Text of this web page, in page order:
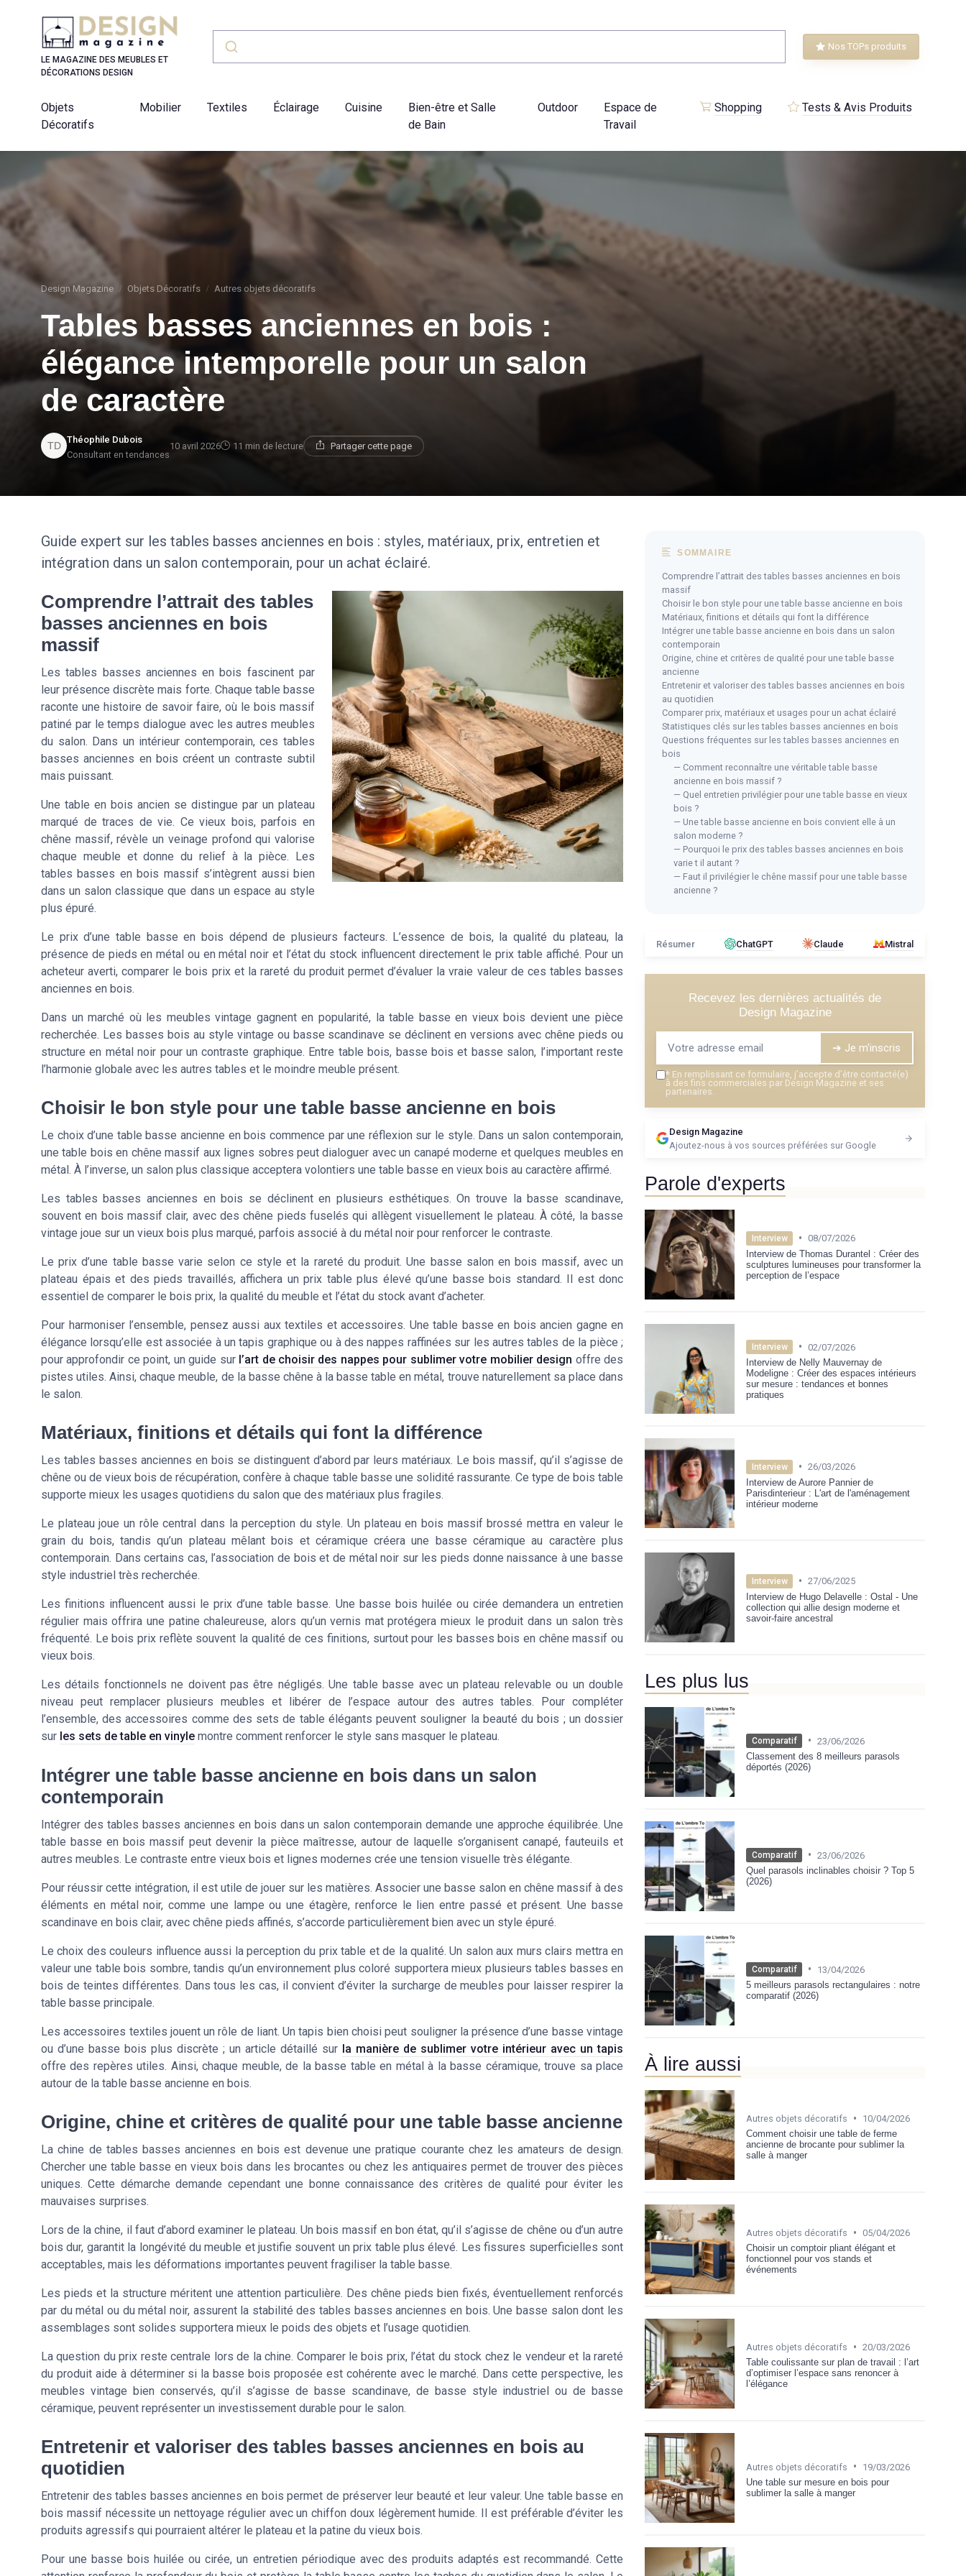
LE MAGAZINE DES MEUBLES ET
DÉCORATIONS DESIGN
Nos TOPs produits
Objets
Décoratifs
Mobilier Textiles Éclairage Cuisine
Bien-être et Salle
de Bain
Outdoor
Espace de
Travail
Shopping Tests & Avis Produits
Design Magazine Objets Décoratifs Autres objets décoratifs
Tables basses anciennes en bois :
élégance intemporelle pour un salon
de caractère
Théophile Dubois
Consultant en tendances
10 avril 2026 11 min de lecture Partager cette page
Guide expert sur les tables basses anciennes en bois : styles, matériaux, prix, entretien et
intégration dans un salon contemporain, pour un achat éclairé.
Comprendre l’attrait des tables
basses anciennes en bois
massif
Les tables basses anciennes en bois fascinent par
leur présence discrète mais forte. Chaque table basse
raconte une histoire de savoir faire, où le bois massif
patiné par le temps dialogue avec les autres meubles
du salon. Dans un intérieur contemporain, ces tables
basses anciennes en bois créent un contraste subtil
mais puissant.
Une table en bois ancien se distingue par un plateau
marqué de traces de vie. Ce vieux bois, parfois en
chêne massif, révèle un veinage profond qui valorise
chaque meuble et donne du relief à la pièce. Les
tables basses en bois massif s’intègrent aussi bien
dans un salon classique que dans un espace au style
plus épuré.
Le prix d’une table basse en bois dépend de plusieurs facteurs. L’essence de bois, la qualité du plateau, la
présence de pieds en métal ou en métal noir et l’état du stock influencent directement le prix table affiché. Pour un
acheteur averti, comparer le bois prix et la rareté du produit permet d’évaluer la vraie valeur de ces tables basses
anciennes en bois.
Dans un marché où les meubles vintage gagnent en popularité, la table basse en vieux bois devient une pièce
recherchée. Les basses bois au style vintage ou basse scandinave se déclinent en versions avec chêne pieds ou
structure en métal noir pour un contraste graphique. Entre table bois, basse bois et basse salon, l’important reste
l’harmonie globale avec les autres tables et le moindre meuble présent.
Choisir le bon style pour une table basse ancienne en bois
Le choix d’une table basse ancienne en bois commence par une réflexion sur le style. Dans un salon contemporain,
une table bois en chêne massif aux lignes sobres peut dialoguer avec un canapé moderne et quelques meubles en
métal. À l’inverse, un salon plus classique acceptera volontiers une table basse en vieux bois au caractère affirmé.
Les tables basses anciennes en bois se déclinent en plusieurs esthétiques. On trouve la basse scandinave,
souvent en bois massif clair, avec des chêne pieds fuselés qui allègent visuellement le plateau. À côté, la basse
vintage joue sur un vieux bois plus marqué, parfois associé à du métal noir pour renforcer le contraste.
Le prix d’une table basse varie selon ce style et la rareté du produit. Une basse salon en bois massif, avec un
plateau épais et des pieds travaillés, affichera un prix table plus élevé qu’une basse bois standard. Il est donc
essentiel de comparer le bois prix, la qualité du meuble et l’état du stock avant d’acheter.
Pour harmoniser l’ensemble, pensez aussi aux textiles et accessoires. Une table basse en bois ancien gagne en
élégance lorsqu’elle est associée à un tapis graphique ou à des nappes raffinées sur les autres tables de la pièce ;
pour approfondir ce point, un guide sur l’art de choisir des nappes pour sublimer votre mobilier design offre des
pistes utiles. Ainsi, chaque meuble, de la basse chêne à la basse table en métal, trouve naturellement sa place dans
le salon.
Matériaux, finitions et détails qui font la différence
Les tables basses anciennes en bois se distinguent d’abord par leurs matériaux. Le bois massif, qu’il s’agisse de
chêne ou de vieux bois de récupération, confère à chaque table basse une solidité rassurante. Ce type de bois table
supporte mieux les usages quotidiens du salon que des matériaux plus fragiles.
Le plateau joue un rôle central dans la perception du style. Un plateau en bois massif brossé mettra en valeur le
grain du bois, tandis qu’un plateau mêlant bois et céramique créera une basse céramique au caractère plus
contemporain. Dans certains cas, l’association de bois et de métal noir sur les pieds donne naissance à une basse
style industriel très recherchée.
Les finitions influencent aussi le prix d’une table basse. Une basse bois huilée ou cirée demandera un entretien
régulier mais offrira une patine chaleureuse, alors qu’un vernis mat protégera mieux le produit dans un salon très
fréquenté. Le bois prix reflète souvent la qualité de ces finitions, surtout pour les basses bois en chêne massif ou
vieux bois.
Les détails fonctionnels ne doivent pas être négligés. Une table basse avec un plateau relevable ou un double
niveau peut remplacer plusieurs meubles et libérer de l’espace autour des autres tables. Pour compléter
l’ensemble, des accessoires comme des sets de table élégants peuvent souligner la beauté du bois ; un dossier
sur les sets de table en vinyle montre comment renforcer le style sans masquer le plateau.
Intégrer une table basse ancienne en bois dans un salon
contemporain
Intégrer des tables basses anciennes en bois dans un salon contemporain demande une approche équilibrée. Une
table basse en bois massif peut devenir la pièce maîtresse, autour de laquelle s’organisent canapé, fauteuils et
autres meubles. Le contraste entre vieux bois et lignes modernes crée une tension visuelle très élégante.
Pour réussir cette intégration, il est utile de jouer sur les matières. Associer une basse salon en chêne massif à des
éléments en métal noir, comme une lampe ou une étagère, renforce le lien entre passé et présent. Une basse
scandinave en bois clair, avec chêne pieds affinés, s’accorde particulièrement bien avec un style épuré.
Le choix des couleurs influence aussi la perception du prix table et de la qualité. Un salon aux murs clairs mettra en
valeur une table bois sombre, tandis qu’un environnement plus coloré supportera mieux plusieurs tables basses en
bois de teintes différentes. Dans tous les cas, il convient d’éviter la surcharge de meubles pour laisser respirer la
table basse principale.
Les accessoires textiles jouent un rôle de liant. Un tapis bien choisi peut souligner la présence d’une basse vintage
ou d’une basse bois plus discrète ; un article détaillé sur la manière de sublimer votre intérieur avec un tapis
offre des repères utiles. Ainsi, chaque meuble, de la basse table en métal à la basse céramique, trouve sa place
autour de la table basse ancienne en bois.
Origine, chine et critères de qualité pour une table basse ancienne
La chine de tables basses anciennes en bois est devenue une pratique courante chez les amateurs de design.
Chercher une table basse en vieux bois dans les brocantes ou chez les antiquaires permet de trouver des pièces
uniques. Cette démarche demande cependant une bonne connaissance des critères de qualité pour éviter les
mauvaises surprises.
Lors de la chine, il faut d’abord examiner le plateau. Un bois massif en bon état, qu’il s’agisse de chêne ou d’un autre
bois dur, garantit la longévité du meuble et justifie souvent un prix table plus élevé. Les fissures superficielles sont
acceptables, mais les déformations importantes peuvent fragiliser la table basse.
Les pieds et la structure méritent une attention particulière. Des chêne pieds bien fixés, éventuellement renforcés
par du métal ou du métal noir, assurent la stabilité des tables basses anciennes en bois. Une basse salon dont les
assemblages sont solides supportera mieux le poids des objets et l’usage quotidien.
La question du prix reste centrale lors de la chine. Comparer le bois prix, l’état du stock chez le vendeur et la rareté
du produit aide à déterminer si la basse bois proposée est cohérente avec le marché. Dans cette perspective, les
meubles vintage bien conservés, qu’il s’agisse de basse scandinave, de basse style industriel ou de basse
céramique, peuvent représenter un investissement durable pour le salon.
Entretenir et valoriser des tables basses anciennes en bois au
quotidien
Entretenir des tables basses anciennes en bois permet de préserver leur beauté et leur valeur. Une table basse en
bois massif nécessite un nettoyage régulier avec un chiffon doux légèrement humide. Il est préférable d’éviter les
produits agressifs qui pourraient altérer le plateau et la patine du vieux bois.
Pour une basse bois huilée ou cirée, un entretien périodique avec des produits adaptés est recommandé. Cette
SOMMAIRE
Comprendre l’attrait des tables basses anciennes en bois
massif
Choisir le bon style pour une table basse ancienne en bois
Matériaux, finitions et détails qui font la différence
Intégrer une table basse ancienne en bois dans un salon
contemporain
Origine, chine et critères de qualité pour une table basse
ancienne
Entretenir et valoriser des tables basses anciennes en bois
au quotidien
Comparer prix, matériaux et usages pour un achat éclairé
Statistiques clés sur les tables basses anciennes en bois
Questions fréquentes sur les tables basses anciennes en
bois
— Comment reconnaître une véritable table basse
ancienne en bois massif ?
— Quel entretien privilégier pour une table basse en vieux
bois ?
— Une table basse ancienne en bois convient elle à un
salon moderne ?
— Pourquoi le prix des tables basses anciennes en bois
varie t il autant ?
— Faut il privilégier le chêne massif pour une table basse
ancienne ?
Résumer ChatGPT Claude Mistral
Recevez les dernières actualités de
Design Magazine
➔ Je m'inscris
* En remplissant ce formulaire, j’accepte d’être contacté(e)
à des fins commerciales par Design Magazine et ses
partenaires.
Design Magazine
Ajoutez-nous à vos sources préférées sur Google
Parole d'experts
Interview • 08/07/2026
Interview de Thomas Durantel : Créer des
sculptures lumineuses pour transformer la
perception de l’espace
Interview • 02/07/2026
Interview de Nelly Mauvernay de
Modeligne : Créer des espaces intérieurs
sur mesure : tendances et bonnes
pratiques
Interview • 26/03/2026
Interview de Aurore Pannier de
Parisdinterieur : L'art de l'aménagement
intérieur moderne
Interview • 27/06/2025
Interview de Hugo Delavelle : Ostal - Une
collection qui allie design moderne et
savoir-faire ancestral
Les plus lus
Comparatif • 23/06/2026
Classement des 8 meilleurs parasols
déportés (2026)
Comparatif • 23/06/2026
Quel parasols inclinables choisir ? Top 5
(2026)
Comparatif •
13/04/2026
5 meilleurs parasols rectangulaires : notre
comparatif (2026)
À lire aussi
Autres objets décoratifs •
10/04/2026
Comment choisir une table de ferme
ancienne de brocante pour sublimer la
salle à manger
Autres objets décoratifs • 05/04/2026
Choisir un comptoir pliant élégant et
fonctionnel pour vos stands et
événements
Autres objets décoratifs • 20/03/2026
Table coulissante sur plan de travail : l’art
d’optimiser l’espace sans renoncer à
l’élégance
Autres objets décoratifs •
19/03/2026
Une table sur mesure en bois pour
sublimer la salle à manger